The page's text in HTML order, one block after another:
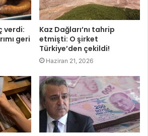
verdi:
geri
Kaz Dağları’nı tahrip
etmişti: O şirket
Türkiye’den çekildi!
Haziran 21, 2026